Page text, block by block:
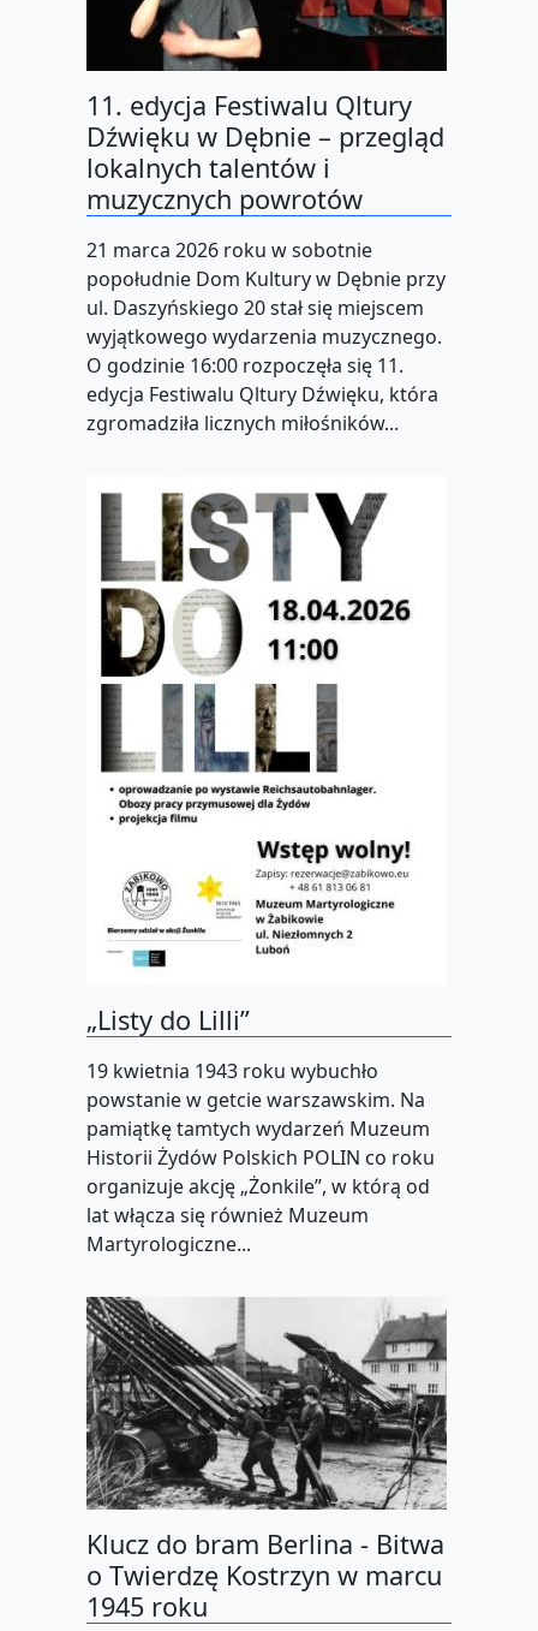
11. edycja Festiwalu Qltury
Dźwięku w Dębnie – przegląd
lokalnych talentów i
muzycznych powrotów
21 marca 2026 roku w sobotnie
popołudnie Dom Kultury w Dębnie przy
ul. Daszyńskiego 20 stał się miejscem
wyjątkowego wydarzenia muzycznego.
O godzinie 16:00 rozpoczęła się 11.
edycja Festiwalu Qltury Dźwięku, która
zgromadziła licznych miłośników...
„Listy do Lilli”
19 kwietnia 1943 roku wybuchło
powstanie w getcie warszawskim. Na
pamiątkę tamtych wydarzeń Muzeum
Historii Żydów Polskich POLIN co roku
organizuje akcję „Żonkile”, w którą od
lat włącza się również Muzeum
Martyrologiczne...
Klucz do bram Berlina - Bitwa
o Twierdzę Kostrzyn w marcu
1945 roku